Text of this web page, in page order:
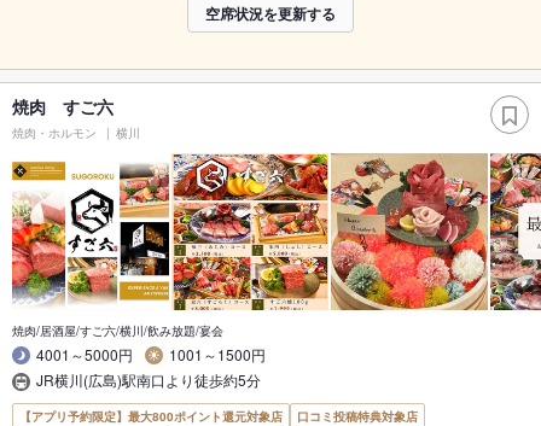
空席状況を更新する
焼肉 すご六
焼肉・ホルモン 横川
焼肉/居酒屋/すご六/横川/飲み放題/宴会
4001～5000円
1001～1500円
JR横川(広島)駅南口より徒歩約5分
【アプリ予約限定】最大800ポイント還元対象店
口コミ投稿特典対象店